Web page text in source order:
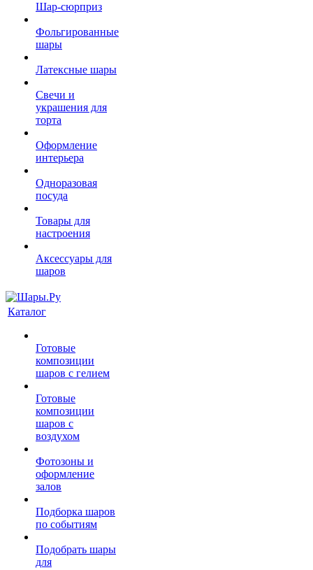
Шар-сюрприз
Фольгированные
шары
Латексные шары
Свечи и
украшения для
торта
Оформление
интерьера
Одноразовая
посуда
Товары для
настроения
Аксессуары для
шаров
Каталог
Готовые
композиции
шаров с гелием
Готовые
композиции
шаров с
воздухом
Фотозоны и
оформление
залов
Подборка шаров
по событиям
Подобрать шары
для